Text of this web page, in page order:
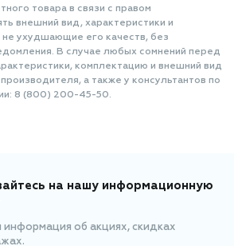
товара в связи с правом
внешний вид, характеристики и
ухудшающие его качеств, без
В случае любых сомнений перед
комплектацию и внешний вид
а также у консультантов по
8 (800) 200-45-50.
на нашу информационную
информация об акциях, скидках